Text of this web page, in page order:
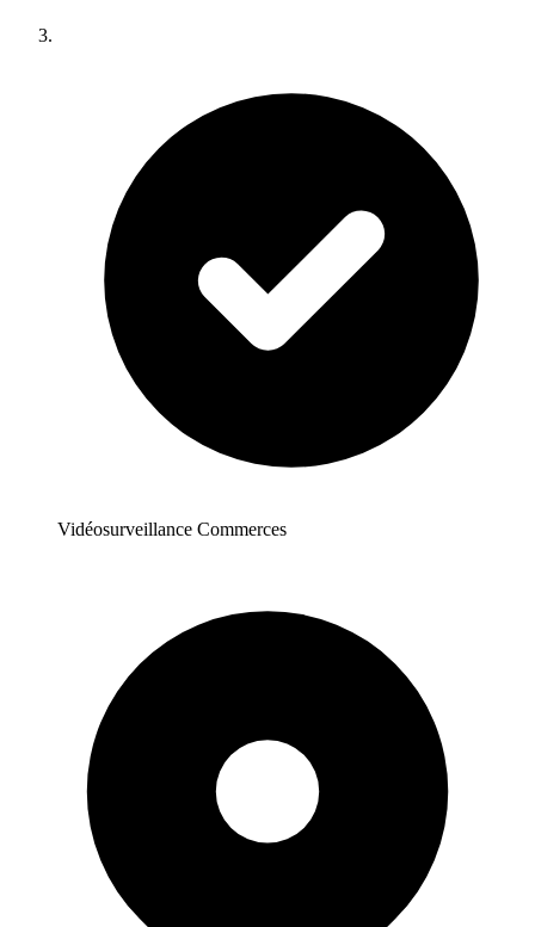
Vidéosurveillance Commerces